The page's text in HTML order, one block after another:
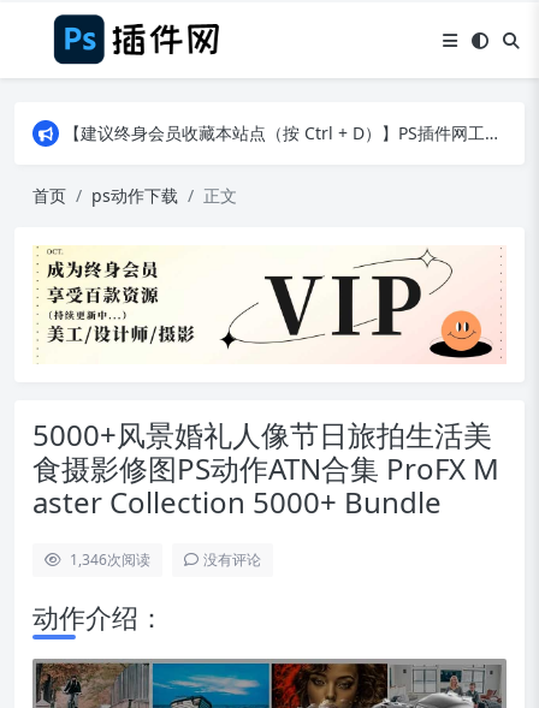
【建议终身会员收藏本站点（按 Ctrl + D）】PS插件网工作日8：30准时更新！（特殊原因除外）
【建议终身会员收藏本站点（按 Ctrl + D）】PS插件网工作日8：30准时更新！（特殊原因除外）
首页 ps动作下载 正文
5000+风景婚礼人像节日旅拍生活美
食摄影修图PS动作ATN合集 ProFX M
aster Collection 5000+ Bundle
1,346次阅读 没有评论
动作介绍：